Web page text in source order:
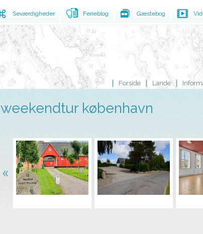
Forside Lande
weekendtur københavn
Seværdigheder Ferieblog Gæstebog